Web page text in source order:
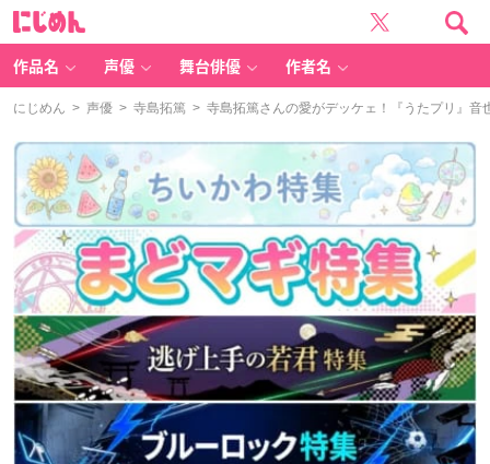
作品名 声優 舞台俳優 作者名
にじめん > 声優 > 寺島拓篤 > 寺島拓篤さんの愛がデッケェ！『うたプリ』音